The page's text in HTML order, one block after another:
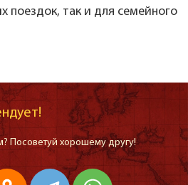
поездок, так и для семейного
Посоветуй хорошему другу!